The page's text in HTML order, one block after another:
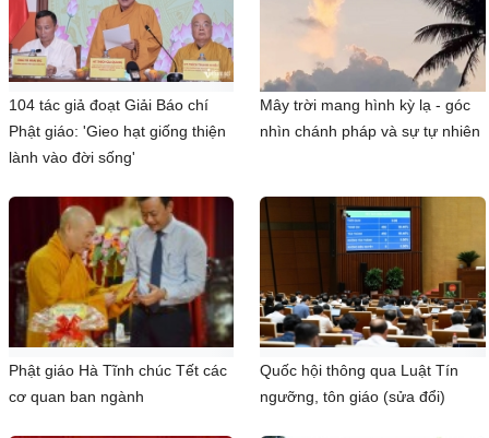
104 tác giả đoạt Giải Báo chí
Phật giáo: 'Gieo hạt giống thiện
lành vào đời sống'
Mây trời mang hình kỳ lạ - góc
nhìn chánh pháp và sự tự nhiên
Phật giáo Hà Tĩnh chúc Tết các
cơ quan ban ngành
Quốc hội thông qua Luật Tín
ngưỡng, tôn giáo (sửa đổi)